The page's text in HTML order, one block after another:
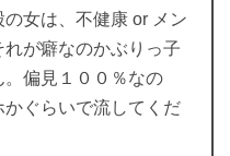
女は、不健康 or メン
が癖なのかぶりっ子
偏見１００％なの
ぐらいで流してくだ